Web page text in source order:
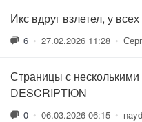
Икс вдруг взлетел, у всех
6 • 27.02.2026 11:28 •
Страницы с
DESCRIPTION
0 • 06.03.2026 06:15 •